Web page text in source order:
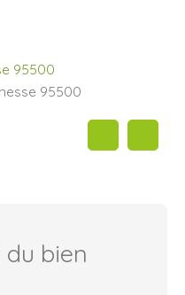
95500
95500
du bien